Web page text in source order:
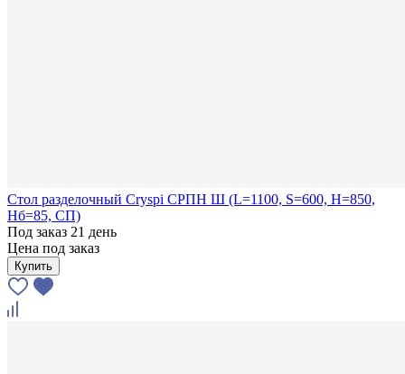
Стол разделочный Cryspi СРПН Ш (L=1100, S=600, H=850,
Hб=85, СП)
Под заказ 21 день
Цена под заказ
Купить